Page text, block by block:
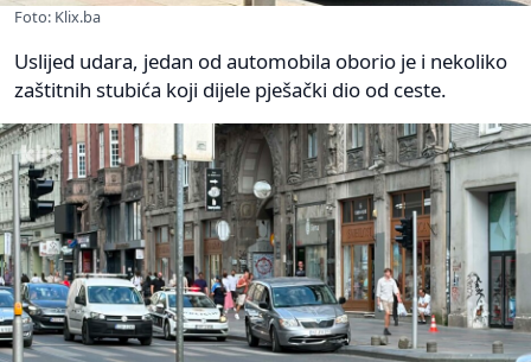
Foto: Klix.ba
Uslijed udara, jedan od automobila oborio je i nekoliko
zaštitnih stubića koji dijele pješački dio od ceste.